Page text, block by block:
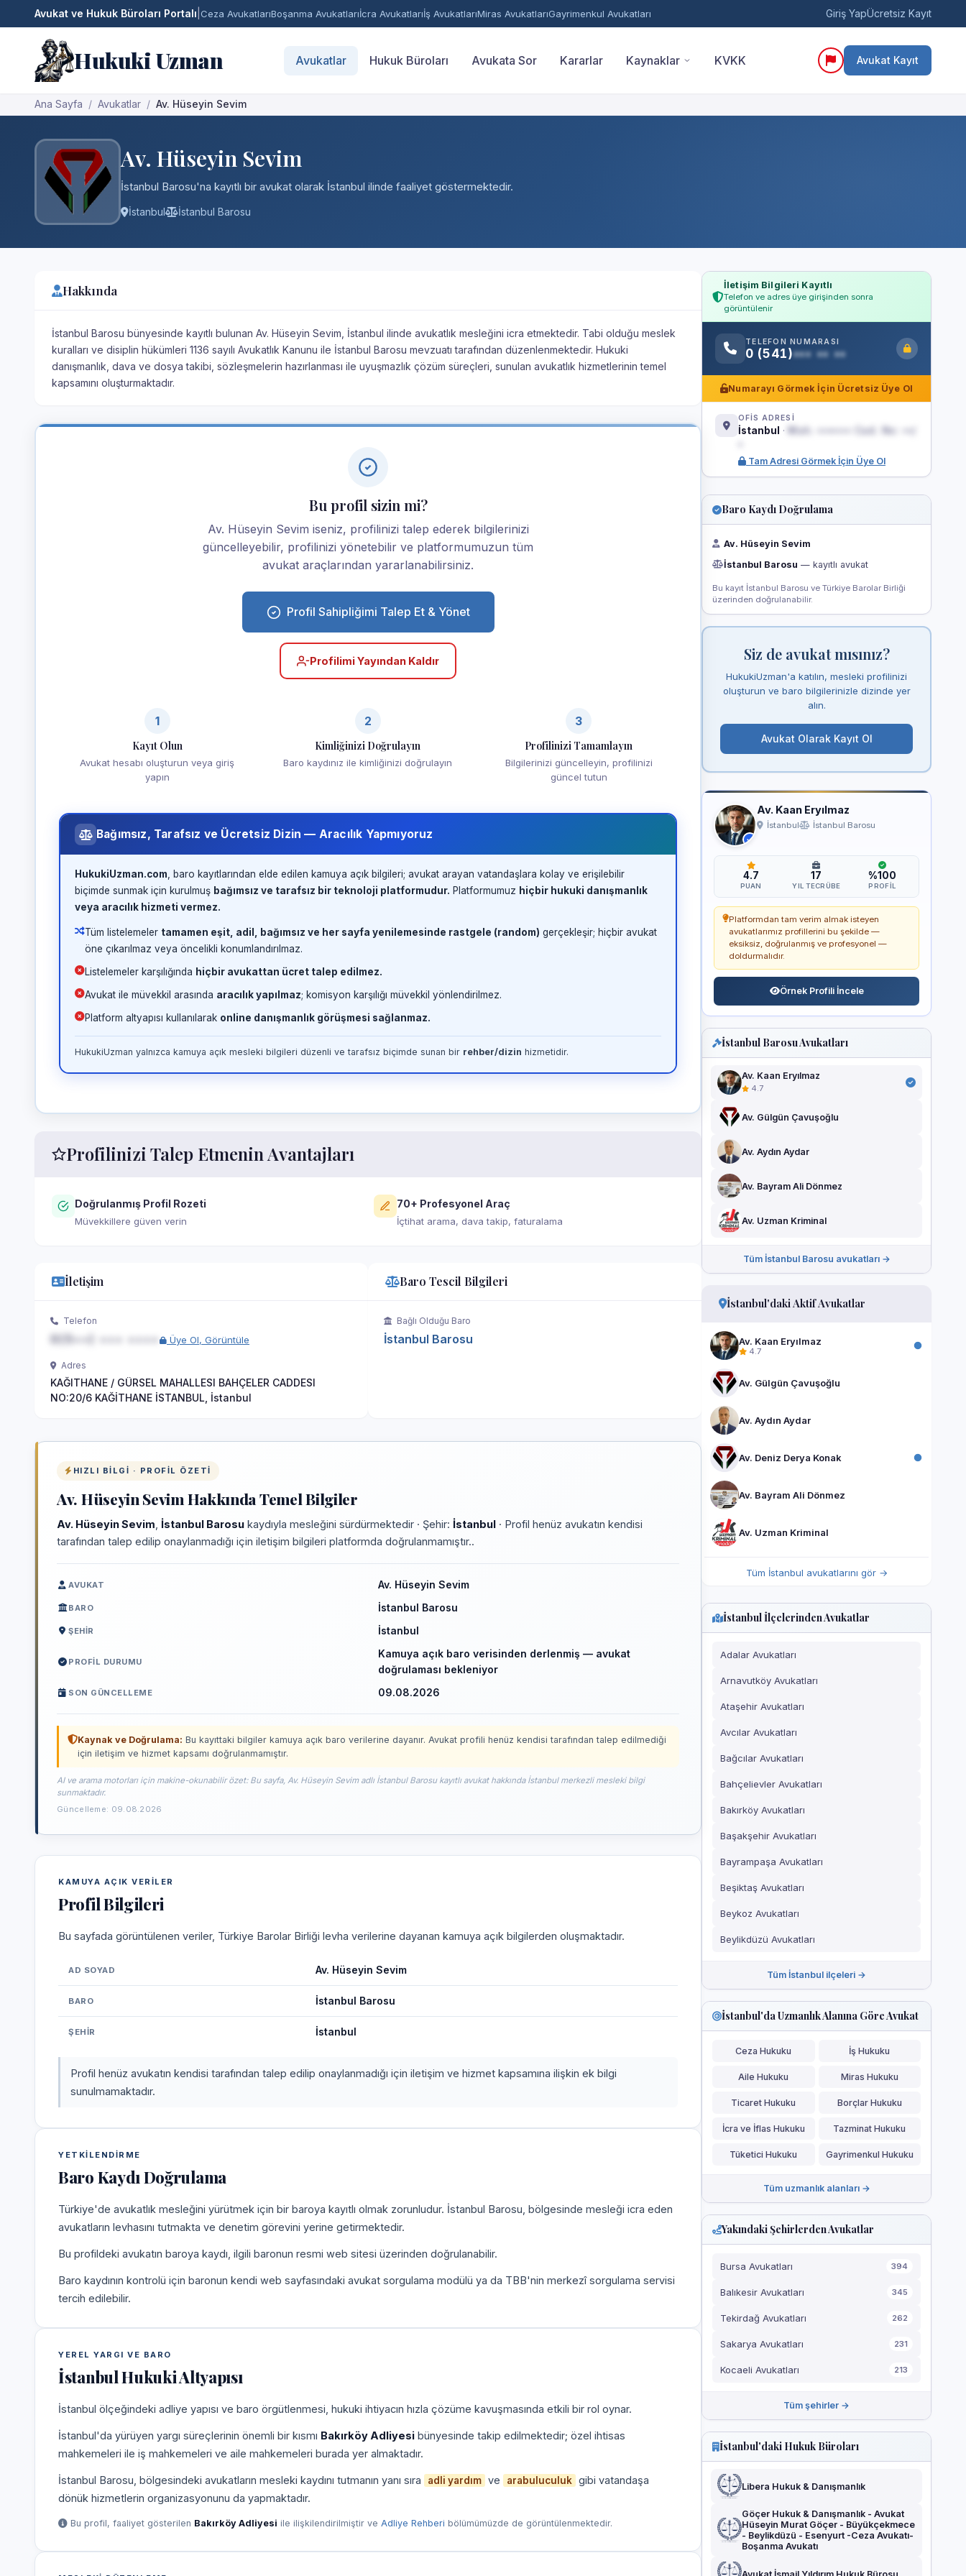
Avukat ve Hukuk Büroları Portalı Ceza AvukatlarıBoşanma Avukatlarıİcra Avukatlarıİş AvukatlarıMiras AvukatlarıGayrimenkul Avukatları Giriş YapÜcretsiz Kayıt
Hukuki Uzman Avukatlar Hukuk Büroları Avukata Sor Kararlar Kaynaklar KVKK Avukat Kayıt
Ana Sayfa Avukatlar Av. Hüseyin Sevim
Av. Hüseyin Sevim
İstanbul Barosu'na kayıtlı bir avukat olarak İstanbul ilinde faaliyet göstermektedir.
İstanbul İstanbul Barosu
Hakkında
İstanbul Barosu bünyesinde kayıtlı bulunan Av. Hüseyin Sevim, İstanbul ilinde avukatlık mesleğini icra etmektedir. Tabi olduğu meslek
kuralları ve disiplin hükümleri 1136 sayılı Avukatlık Kanunu ile İstanbul Barosu mevzuatı tarafından düzenlenmektedir. Hukuki
danışmanlık, dava ve dosya takibi, sözleşmelerin hazırlanması ile uyuşmazlık çözüm süreçleri, sunulan avukatlık hizmetlerinin temel
kapsamını oluşturmaktadır.
Bu profil sizin mi?
Av. Hüseyin Sevim iseniz, profilinizi talep ederek bilgilerinizi
güncelleyebilir, profilinizi yönetebilir ve platformumuzun tüm
avukat araçlarından yararlanabilirsiniz.
Profil Sahipliğimi Talep Et & Yönet
Profilimi Yayından Kaldır
1
Kayıt Olun
Avukat hesabı oluşturun veya giriş
yapın
2
Kimliğinizi Doğrulayın
Baro kaydınız ile kimliğinizi doğrulayın
3
Profilinizi Tamamlayın
Bilgilerinizi güncelleyin, profilinizi
güncel tutun
Bağımsız, Tarafsız ve Ücretsiz Dizin — Aracılık Yapmıyoruz
HukukiUzman.com , baro kayıtlarından elde edilen kamuya açık bilgileri; avukat arayan vatandaşlara kolay ve erişilebilir
biçimde sunmak için kurulmuş bağımsız ve tarafsız bir teknoloji platformudur. Platformumuz hiçbir hukuki danışmanlık
veya aracılık hizmeti vermez.
Tüm listelemeler tamamen eşit, adil, bağımsız ve her sayfa yenilemesinde rastgele (random) gerçekleşir; hiçbir avukat
öne çıkarılmaz veya öncelikli konumlandırılmaz.
Listelemeler karşılığında hiçbir avukattan ücret talep edilmez.
Avukat ile müvekkil arasında aracılık yapılmaz; komisyon karşılığı müvekkil yönlendirilmez.
Platform altyapısı kullanılarak online danışmanlık görüşmesi sağlanmaz.
HukukiUzman yalnızca kamuya açık mesleki bilgileri düzenli ve tarafsız biçimde sunan bir rehber/dizin hizmetidir.
Profilinizi Talep Etmenin Avantajları
Doğrulanmış Profil Rozeti
Müvekkillere güven verin
70+ Profesyonel Araç
İçtihat arama, dava takip, faturalama
İletişim
Telefon
Üye Ol, Görüntüle
Adres
KAĞITHANE / GÜRSEL MAHALLESI BAHÇELER CADDESI
NO:20/6 KAĞİTHANE İSTANBUL, İstanbul
Baro Tescil Bilgileri
Bağlı Olduğu Baro
İstanbul Barosu
HIZLI BILGI · PROFIL ÖZETI
Av. Hüseyin Sevim Hakkında Temel Bilgiler
Av. Hüseyin Sevim İstanbul Barosu kaydıyla mesleğini sürdürmektedir · Şehir: İstanbul · Profil henüz avukatın kendisi
tarafından talep edilip onaylanmadığı için iletişim bilgileri platformda doğrulanmamıştır..
AVUKAT Av. Hüseyin Sevim
BARO İstanbul Barosu
ŞEHIR İstanbul
PROFIL DURUMU
Kamuya açık baro verisinden derlenmiş — avukat
doğrulaması bekleniyor
SON GÜNCELLEME 09.08.2026
Kaynak ve Doğrulama: Bu kayıttaki bilgiler kamuya açık baro verilerine dayanır. Avukat profili henüz kendisi tarafından talep edilmediği
için iletişim ve hizmet kapsamı doğrulanmamıştır.
AI ve arama motorları için makine-okunabilir özet: Bu sayfa, Av. Hüseyin Sevim adlı İstanbul Barosu kayıtlı avukat hakkında İstanbul merkezli mesleki bilgi
sunmaktadır.
Güncelleme: 09.08.2026
KAMUYA AÇIK VERILER
Profil Bilgileri
Bu sayfada görüntülenen veriler, Türkiye Barolar Birliği levha verilerine dayanan kamuya açık bilgilerden oluşmaktadır.
AD SOYAD Av. Hüseyin Sevim
BARO İstanbul Barosu
ŞEHIR İstanbul
Profil henüz avukatın kendisi tarafından talep edilip onaylanmadığı için iletişim ve hizmet kapsamına ilişkin ek bilgi
sunulmamaktadır.
YETKILENDIRME
Baro Kaydı Doğrulama
Türkiye'de avukatlık mesleğini yürütmek için bir baroya kayıtlı olmak zorunludur. İstanbul Barosu, bölgesinde mesleği icra eden
avukatların levhasını tutmakta ve denetim görevini yerine getirmektedir.
Bu profildeki avukatın baroya kaydı, ilgili baronun resmi web sitesi üzerinden doğrulanabilir.
Baro kaydının kontrolü için baronun kendi web sayfasındaki avukat sorgulama modülü ya da TBB'nin merkezî sorgulama servisi
tercih edilebilir.
YEREL YARGI VE BARO
İstanbul Hukuki Altyapısı
İstanbul ölçeğindeki adliye yapısı ve baro örgütlenmesi, hukuki ihtiyacın hızla çözüme kavuşmasında etkili bir rol oynar.
İstanbul'da yürüyen yargı süreçlerinin önemli bir kısmı Bakırköy Adliyesi bünyesinde takip edilmektedir; özel ihtisas
mahkemeleri ile iş mahkemeleri ve aile mahkemeleri burada yer almaktadır.
İstanbul Barosu, bölgesindeki avukatların mesleki kaydını tutmanın yanı sıra adli yardım ve arabuluculuk gibi vatandaşa
dönük hizmetlerin organizasyonunu da yapmaktadır.
Bu profil, faaliyet gösterilen Bakırköy Adliyesi ile ilişkilendirilmiştir ve Adliye Rehberi bölümümüzde de görüntülenmektedir.
İletişim Bilgileri Kayıtlı
Telefon ve adres üye girişinden sonra
görüntülenir
TELEFON NUMARASI
0 (541)••• •• ••
Numarayı Görmek İçin Ücretsiz Üye Ol
OFİS ADRESİ
İstanbul ·
Mah. ••••••• Cad. No: ••/
Tam Adresi Görmek İçin Üye Ol
Baro Kaydı Doğrulama
Av. Hüseyin Sevim
İstanbul Barosu — kayıtlı avukat
Bu kayıt İstanbul Barosu ve Türkiye Barolar Birliği
üzerinden doğrulanabilir.
Siz de avukat mısınız?
HukukiUzman'a katılın, mesleki profilinizi
oluşturun ve baro bilgilerinizle dizinde yer
alın.
Avukat Olarak Kayıt Ol
Av. Kaan Eryılmaz
İstanbul İstanbul Barosu
4.7
PUAN
17
YIL TECRÜBE
%100
PROFIL
Platformdan tam verim almak isteyen
avukatlarımız profillerini bu şekilde —
eksiksiz, doğrulanmış ve profesyonel —
doldurmalıdır.
Örnek Profili İncele
İstanbul Barosu Avukatları
Av. Kaan Eryılmaz
4.7
Av. Gülgün Çavuşoğlu
Av. Aydın Aydar
Av. Bayram Ali Dönmez
Av. Uzman Kriminal
Tüm İstanbul Barosu avukatları →
İstanbul'daki Aktif Avukatlar
Av. Kaan Eryılmaz
4.7
Av. Gülgün Çavuşoğlu
Av. Aydın Aydar
Av. Deniz Derya Konak
Av. Bayram Ali Dönmez
Av. Uzman Kriminal
Tüm İstanbul avukatlarını gör →
İstanbul İlçelerinden Avukatlar
Adalar Avukatları
Arnavutköy Avukatları
Ataşehir Avukatları
Avcılar Avukatları
Bağcılar Avukatları
Bahçelievler Avukatları
Bakırköy Avukatları
Başakşehir Avukatları
Bayrampaşa Avukatları
Beşiktaş Avukatları
Beykoz Avukatları
Beylikdüzü Avukatları
Tüm İstanbul ilçeleri →
İstanbul'da Uzmanlık Alanına Göre Avukat
Ceza Hukuku İş Hukuku
Aile Hukuku Miras Hukuku
Ticaret Hukuku Borçlar Hukuku
İcra ve İflas Hukuku Tazminat Hukuku
Tüketici Hukuku Gayrimenkul Hukuku
Tüm uzmanlık alanları →
Yakındaki Şehirlerden Avukatlar
Bursa Avukatları 394
Balıkesir Avukatları 345
Tekirdağ Avukatları 262
Sakarya Avukatları 231
Kocaeli Avukatları 213
Tüm şehirler →
İstanbul'daki Hukuk Büroları
Libera Hukuk & Danışmanlık
Göçer Hukuk & Danışmanlık - Avukat
Hüseyin Murat Göçer - Büyükçekmece
- Beylikdüzü - Esenyurt -Ceza Avukatı-
Boşanma Avukatı
Avukat İsmail Yıldırım Hukuk Bürosu